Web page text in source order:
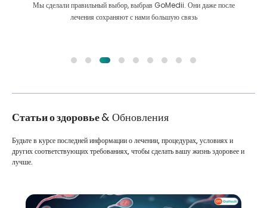
Мы сделали правильный выбор, выбрав GoMedii. Они даже после
лечения сохраняют с нами большую связь
Статьи о здоровье& Обновления
Будьте в курсе последней информации о лечении, процедурах, условиях и
других соответствующих требованиях, чтобы сделать вашу жизнь здоровее и
лучше.